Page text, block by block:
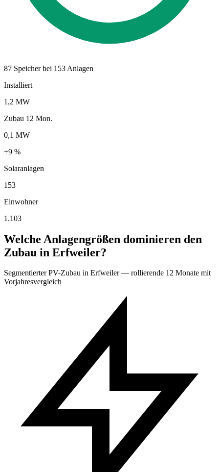
87 Speicher bei 153 Anlagen
Installiert
1,2 MW
Zubau 12 Mon.
0,1 MW
+9 %
Solaranlagen
153
Einwohner
1.103
Welche Anlagengrößen dominieren den
Zubau in Erfweiler?
Segmentierter PV-Zubau in Erfweiler — rollierende 12 Monate mit
Vorjahresvergleich